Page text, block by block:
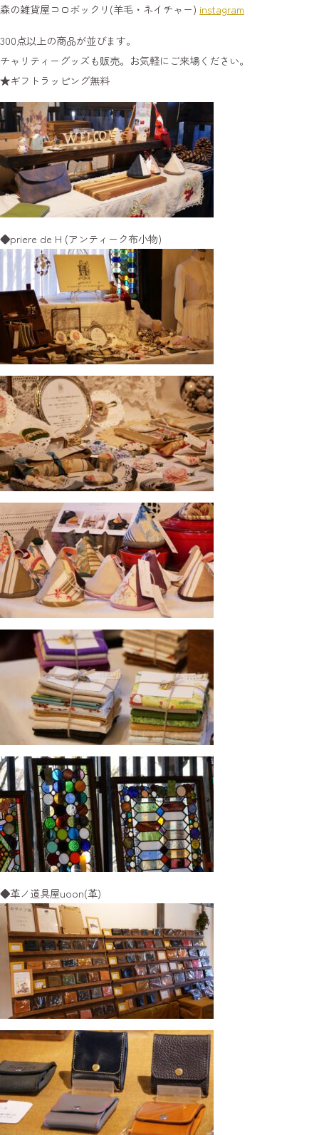
森の雑貨屋コロボックリ(羊毛・ネイチャー) instagram
300点以上の商品が並びます。
チャリティーグッズも販売。お気軽にご来場ください。
★ギフトラッピング無料
◆priere de H (アンティーク布小物)
◆革ノ道具屋uoon(革)